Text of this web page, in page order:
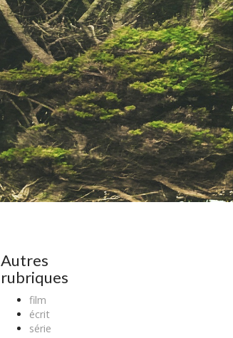
Autres
rubriques
film
écrit
série